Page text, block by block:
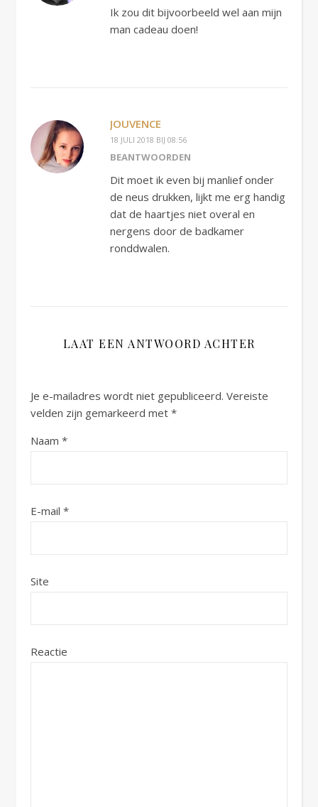
Ik zou dit bijvoorbeeld wel aan mijn
man cadeau doen!
JOUVENCE
18 JULI 2018 BIJ 08:56
BEANTWOORDEN
Dit moet ik even bij manlief onder
de neus drukken, lijkt me erg handig
dat de haartjes niet overal en
nergens door de badkamer
ronddwalen.
LAAT EEN ANTWOORD ACHTER
Je e-mailadres wordt niet gepubliceerd. Vereiste
velden zijn gemarkeerd met *
Naam *
E-mail *
Site
Reactie